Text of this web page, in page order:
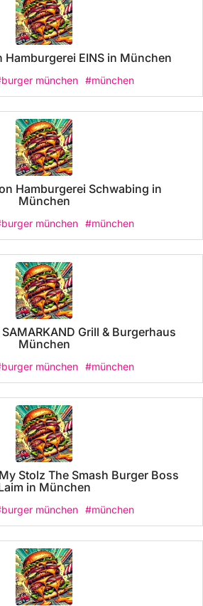
Hamburgerei EINS in München
münchen #münchen
Hamburgerei Schwabing in
München
münchen #münchen
Grill & Burgerhaus
München
münchen #münchen
Stolz The Smash Burger Boss
in München
münchen #münchen